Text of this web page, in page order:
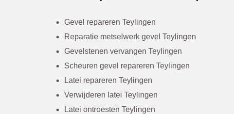
Gevel repareren Teylingen
Reparatie metselwerk gevel Teylingen
Gevelstenen vervangen Teylingen
Scheuren gevel repareren Teylingen
Latei repareren Teylingen
Verwijderen latei Teylingen
Latei ontroesten Teylingen